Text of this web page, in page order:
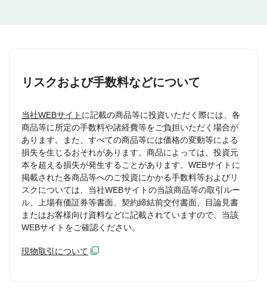
リスクおよび手数料などについて
当社WEBサイト に記載の商品等に投資いただく際には、各
商品等に所定の手数料や諸経費等をご負担いただく場合が
あります。また、すべての商品等には価格の変動等による
損失を生じるおそれがあります。商品によっては、投資元
本を超える損失が発生することがあります。WEBサイトに
掲載された各商品等へのご投資にかかる手数料等およびリ
スクについては、当社WEBサイトの当該商品等の取引ルー
ル、上場有価証券等書面、契約締結前交付書面、目論見書
またはお客様向け資料などに記載されていますので、当該
WEBサイトをご確認ください。
現物取引について